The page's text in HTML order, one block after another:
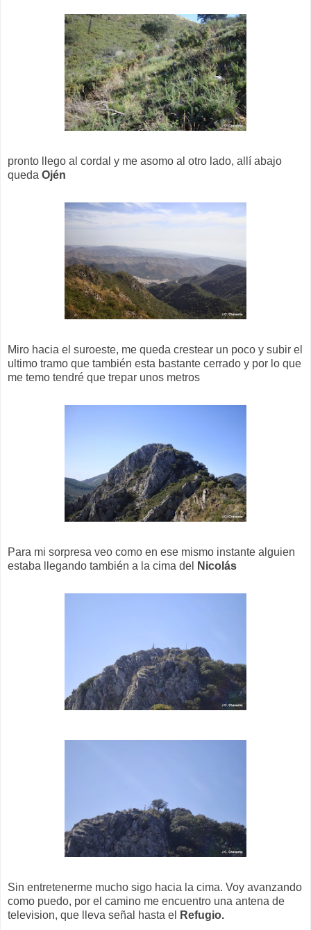
pronto llego al cordal y me asomo al otro lado, allí abajo
queda Ojén
Miro hacia el suroeste, me queda crestear un poco y subir el
ultimo tramo que también esta bastante cerrado y por lo que
me temo tendré que trepar unos metros
Para mi sorpresa veo como en ese mismo instante alguien
estaba llegando también a la cima del
Nicolás
Sin entretenerme mucho sigo hacia la cima. Voy avanzando
como puedo, por el camino me encuentro una antena de
television, que lleva señal hasta el
Refugio.